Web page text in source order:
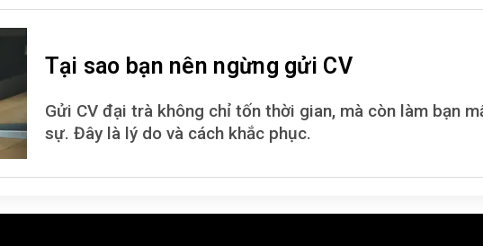
Tại sao bạn nên ngừng gửi CV
Gửi CV đại trà không chỉ tốn thời gian, mà còn làm bạn
sự. Đây là lý do và cách khắc phục.